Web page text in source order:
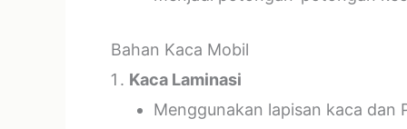
Bahan Kaca Mobil
Kaca Laminasi
Menggunakan lapisan kaca dan